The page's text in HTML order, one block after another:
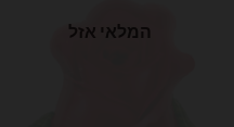
המלאי אזל